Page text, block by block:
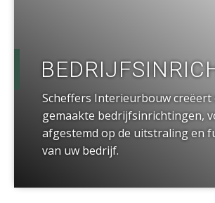
Scheffers Interieurbouw creëert
gemaakte bedrijfsinrichtingen,
afgestemd op de uitstraling en
van uw bedrijf.